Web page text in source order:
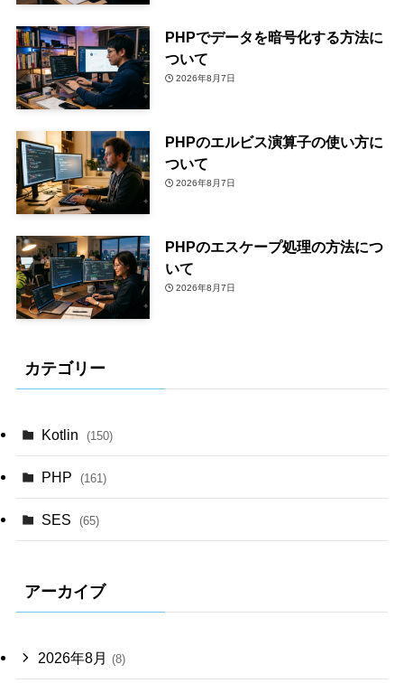
PHPでデータを暗号化する方法に
ついて
2026年8月7日
PHPのエルビス演算子の使い方に
ついて
2026年8月7日
PHPのエスケープ処理の方法につ
いて
2026年8月7日
カテゴリー
Kotlin (150)
PHP (161)
SES (65)
アーカイブ
2026年8月 (8)